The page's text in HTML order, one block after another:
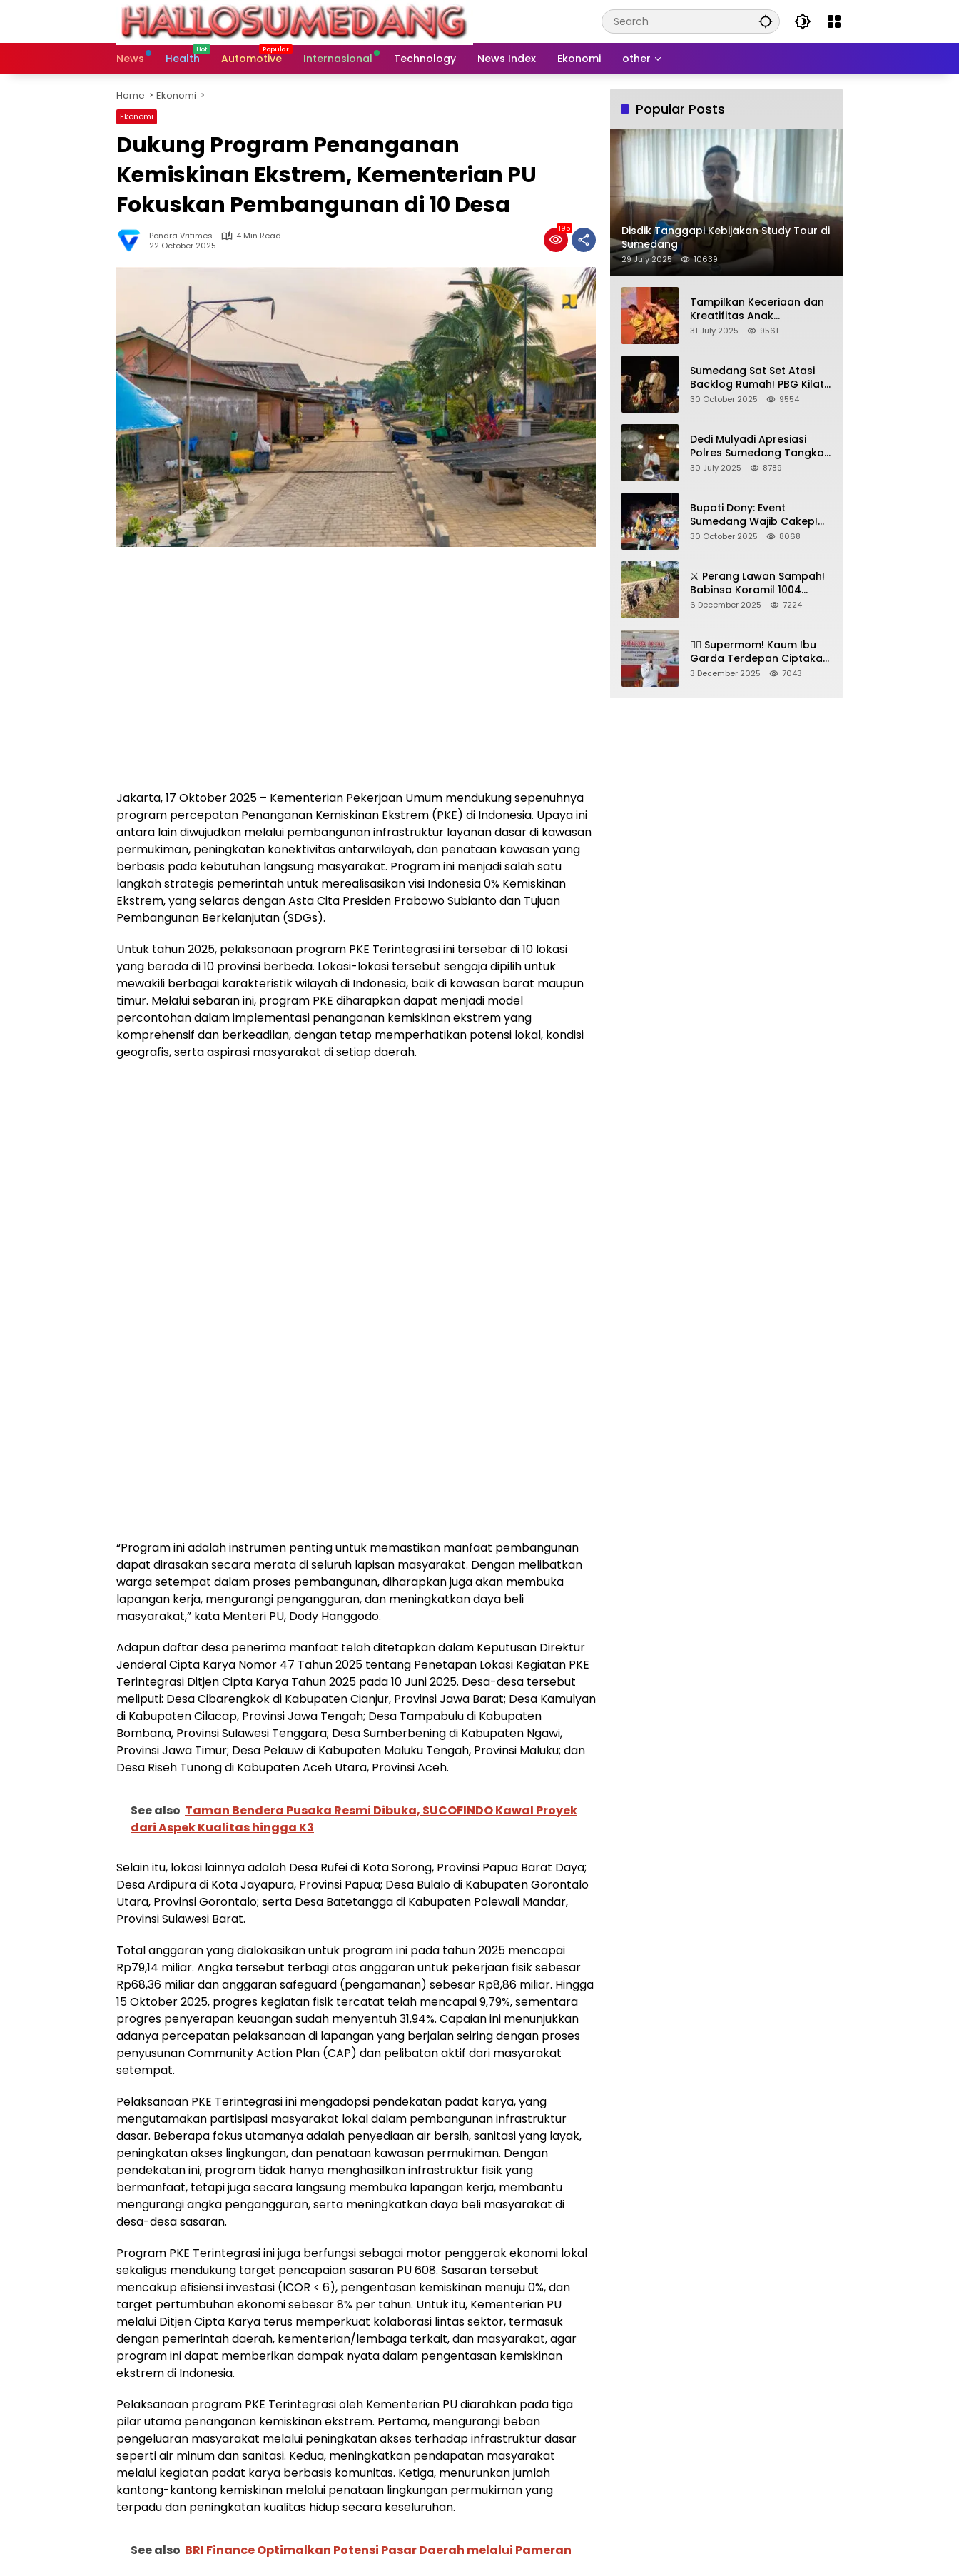
News
Health Automotive Internasional Technology News Index Ekonomi other
Home Ekonomi
Ekonomi
Dukung Program Penanganan
Kemiskinan Ekstrem, Kementerian PU
Fokuskan Pembangunan di 10 Desa
Pondra Vritimes
4 Min Read
22 October 2025
195
Jakarta, 17 Oktober 2025 – Kementerian Pekerjaan Umum mendukung sepenuhnya
program percepatan Penanganan Kemiskinan Ekstrem (PKE) di Indonesia. Upaya ini
antara lain diwujudkan melalui pembangunan infrastruktur layanan dasar di kawasan
permukiman, peningkatan konektivitas antarwilayah, dan penataan kawasan yang
berbasis pada kebutuhan langsung masyarakat. Program ini menjadi salah satu
langkah strategis pemerintah untuk merealisasikan visi Indonesia 0% Kemiskinan
Ekstrem, yang selaras dengan Asta Cita Presiden Prabowo Subianto dan Tujuan
Pembangunan Berkelanjutan (SDGs).
Untuk tahun 2025, pelaksanaan program PKE Terintegrasi ini tersebar di 10 lokasi
yang berada di 10 provinsi berbeda. Lokasi-lokasi tersebut sengaja dipilih untuk
mewakili berbagai karakteristik wilayah di Indonesia, baik di kawasan barat maupun
timur. Melalui sebaran ini, program PKE diharapkan dapat menjadi model
percontohan dalam implementasi penanganan kemiskinan ekstrem yang
komprehensif dan berkeadilan, dengan tetap memperhatikan potensi lokal, kondisi
geografis, serta aspirasi masyarakat di setiap daerah.
“Program ini adalah instrumen penting untuk memastikan manfaat pembangunan
dapat dirasakan secara merata di seluruh lapisan masyarakat. Dengan melibatkan
warga setempat dalam proses pembangunan, diharapkan juga akan membuka
lapangan kerja, mengurangi pengangguran, dan meningkatkan daya beli
masyarakat,” kata Menteri PU, Dody Hanggodo.
Adapun daftar desa penerima manfaat telah ditetapkan dalam Keputusan Direktur
Jenderal Cipta Karya Nomor 47 Tahun 2025 tentang Penetapan Lokasi Kegiatan PKE
Terintegrasi Ditjen Cipta Karya Tahun 2025 pada 10 Juni 2025. Desa-desa tersebut
meliputi: Desa Cibarengkok di Kabupaten Cianjur, Provinsi Jawa Barat; Desa Kamulyan
di Kabupaten Cilacap, Provinsi Jawa Tengah; Desa Tampabulu di Kabupaten
Bombana, Provinsi Sulawesi Tenggara; Desa Sumberbening di Kabupaten Ngawi,
Provinsi Jawa Timur; Desa Pelauw di Kabupaten Maluku Tengah, Provinsi Maluku; dan
Desa Riseh Tunong di Kabupaten Aceh Utara, Provinsi Aceh.
See also Taman Bendera Pusaka Resmi Dibuka, SUCOFINDO Kawal Proyek
dari Aspek Kualitas hingga K3
Selain itu, lokasi lainnya adalah Desa Rufei di Kota Sorong, Provinsi Papua Barat Daya;
Desa Ardipura di Kota Jayapura, Provinsi Papua; Desa Bulalo di Kabupaten Gorontalo
Utara, Provinsi Gorontalo; serta Desa Batetangga di Kabupaten Polewali Mandar,
Provinsi Sulawesi Barat.
Total anggaran yang dialokasikan untuk program ini pada tahun 2025 mencapai
Rp79,14 miliar. Angka tersebut terbagi atas anggaran untuk pekerjaan fisik sebesar
Rp68,36 miliar dan anggaran safeguard (pengamanan) sebesar Rp8,86 miliar. Hingga
15 Oktober 2025, progres kegiatan fisik tercatat telah mencapai 9,79%, sementara
progres penyerapan keuangan sudah menyentuh 31,94%. Capaian ini menunjukkan
adanya percepatan pelaksanaan di lapangan yang berjalan seiring dengan proses
penyusunan Community Action Plan (CAP) dan pelibatan aktif dari masyarakat
setempat.
Pelaksanaan PKE Terintegrasi ini mengadopsi pendekatan padat karya, yang
mengutamakan partisipasi masyarakat lokal dalam pembangunan infrastruktur
dasar. Beberapa fokus utamanya adalah penyediaan air bersih, sanitasi yang layak,
peningkatan akses lingkungan, dan penataan kawasan permukiman. Dengan
pendekatan ini, program tidak hanya menghasilkan infrastruktur fisik yang
bermanfaat, tetapi juga secara langsung membuka lapangan kerja, membantu
mengurangi angka pengangguran, serta meningkatkan daya beli masyarakat di
desa-desa sasaran.
Program PKE Terintegrasi ini juga berfungsi sebagai motor penggerak ekonomi lokal
sekaligus mendukung target pencapaian sasaran PU 608. Sasaran tersebut
mencakup efisiensi investasi (ICOR < 6), pengentasan kemiskinan menuju 0%, dan
target pertumbuhan ekonomi sebesar 8% per tahun. Untuk itu, Kementerian PU
melalui Ditjen Cipta Karya terus memperkuat kolaborasi lintas sektor, termasuk
dengan pemerintah daerah, kementerian/lembaga terkait, dan masyarakat, agar
program ini dapat memberikan dampak nyata dalam pengentasan kemiskinan
ekstrem di Indonesia.
Pelaksanaan program PKE Terintegrasi oleh Kementerian PU diarahkan pada tiga
pilar utama penanganan kemiskinan ekstrem. Pertama, mengurangi beban
pengeluaran masyarakat melalui peningkatan akses terhadap infrastruktur dasar
seperti air minum dan sanitasi. Kedua, meningkatkan pendapatan masyarakat
melalui kegiatan padat karya berbasis komunitas. Ketiga, menurunkan jumlah
kantong-kantong kemiskinan melalui penataan lingkungan permukiman yang
terpadu dan peningkatan kualitas hidup secara keseluruhan.
See also BRI Finance Optimalkan Potensi Pasar Daerah melalui Pameran
Popular Posts
Disdik Tanggapi Kebijakan Study Tour di
Sumedang
29 July 2025 10639
Tampilkan Keceriaan dan
Kreatifitas Anak
Sumedang, Gebyar HAN
31 July 2025 9561
Sumedang Sat Set Atasi
Backlog Rumah! PBG Kilat
+ KUR Perumahan Jadi
30 October 2025 9554
Dedi Mulyadi Apresiasi
Polres Sumedang Tangkap
Wartawan Gadungan
30 July 2025 8789
Bupati Dony: Event
Sumedang Wajib Cakep!
Sosialisasi Wajib Nempel
30 October 2025 8068
⚔️ Perang Lawan Sampah!
Babinsa Koramil 1004
Tanjungsari Pimpin Warga
6 December 2025 7224
🦸‍♀️ Supermom! Kaum Ibu
Garda Terdepan Ciptakan
Generasi Unggul di
3 December 2025 7043